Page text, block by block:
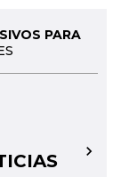
PARA
→